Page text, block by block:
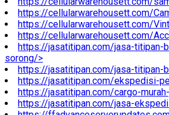
https://cellularwarehousett.com/
https://cellularwarehousett.com/
https://cellularwarehousett.com/
https://jasatitipan.com/jasa-titipan-
sorong/>
https://jasatitipan.com/jasa-titipan-
https://jasatitipan.com/ekspedisi-
https://jasatitipan.com/cargo-
https://jasatitipan.com/jasa-